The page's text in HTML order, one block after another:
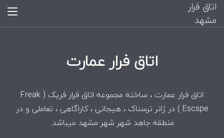
اتاق فرار
مشهد
اتاق فرار عمارت
اتاق فرار عمارت ، ساخته مجموعه اتاق فرار فریک ( Freak
Escspe ) در ژانر ترسناک ، هیجانی ، کاراگاهی ، تعاملی و در
منطقه جاهد شهر شهر مشهد میباشد.